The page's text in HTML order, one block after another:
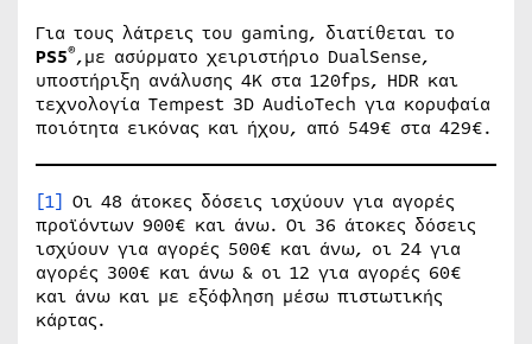
Για τους λάτρεις του gaming, διατίθεται το
PS5®,με ασύρματο χειριστήριο DualSense,
υποστήριξη ανάλυσης 4Κ στα 120fps, HDR και
τεχνολογία Tempest 3D AudioTech για κορυφαία
ποιότητα εικόνας και ήχου, από 549€ στα 429€.
[1] Οι 48 άτοκες δόσεις ισχύουν για αγορές
προϊόντων 900€ και άνω. Οι 36 άτοκες δόσεις
ισχύουν για αγορές 500€ και άνω, οι 24 για
αγορές 300€ και άνω & οι 12 για αγορές 60€
και άνω και με εξόφληση μέσω πιστωτικής
κάρτας.